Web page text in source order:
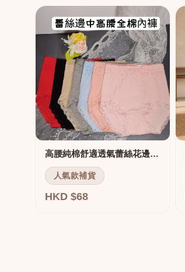
高腰純棉舒適透氣蕾絲花邊三角褲
人氣款補貨
HKD $68